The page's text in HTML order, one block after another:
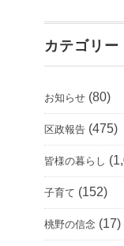
カテゴリー
お知らせ (80)
区政報告 (475)
皆様の暮らし
子育て (152)
桃野の信念 (17)